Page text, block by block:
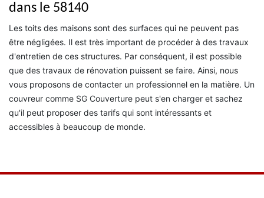
dans le 58140
Les toits des maisons sont des surfaces qui ne peuvent pas
être négligées. Il est très important de procéder à des travaux
d'entretien de ces structures. Par conséquent, il est possible
que des travaux de rénovation puissent se faire. Ainsi, nous
vous proposons de contacter un professionnel en la matière. Un
couvreur comme SG Couverture peut s'en charger et sachez
qu'il peut proposer des tarifs qui sont intéressants et
accessibles à beaucoup de monde.